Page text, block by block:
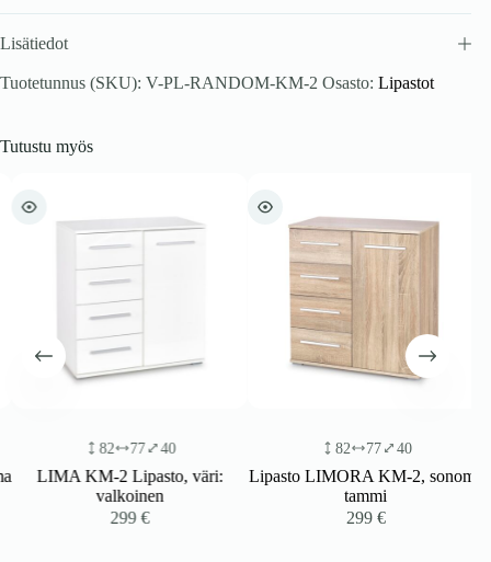
Lisätiedot
Tuotetunnus (SKU): V-PL-RANDOM-KM-2 Osasto: Lipastot
Tutustu myös
82 77 40
LIMA KM-2 Lipasto, väri:
valkoinen
299€
82 77 40
Lipasto LIMORA KM-2, sonoma
tammi
299€